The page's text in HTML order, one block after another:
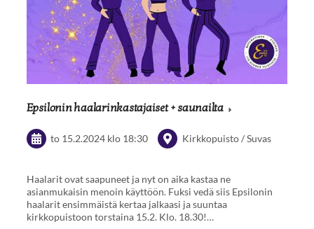
Epsilonin haalarinkastajaiset + saunailta
to 15.2.2024 klo 18:30 Kirkkopuisto / Suvas
Haalarit ovat saapuneet ja nyt on aika kastaa ne
asianmukaisin menoin käyttöön. Fuksi vedä siis Epsilonin
haalarit ensimmäistä kertaa jalkaasi ja suuntaa
kirkkopuistoon torstaina 15.2. Klo. 18.30!…